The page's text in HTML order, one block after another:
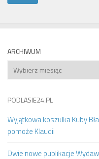
ARCHIWUM
Archiwum
PODLASIE24.PL
Wyjątkowa koszulka Kuby
pomoże Klaudii
Dwie nowe publikacje